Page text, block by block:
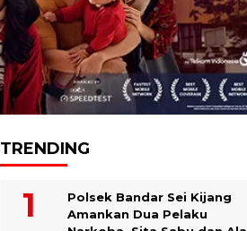
TRENDING
Polsek Bandar Sei Kijang
Amankan Dua Pelaku